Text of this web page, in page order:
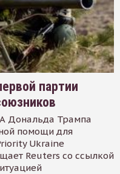
партии
Дональда Трампа
помощи для
Ukraine
Reuters со ссылкой